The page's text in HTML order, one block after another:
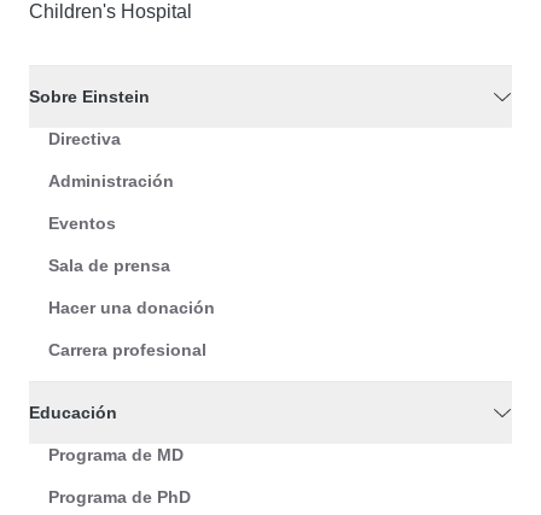
Children's Hospital
Sobre Einstein
Directiva
Administración
Eventos
Sala de prensa
Hacer una donación
Carrera profesional
Educación
Programa de MD
Programa de PhD